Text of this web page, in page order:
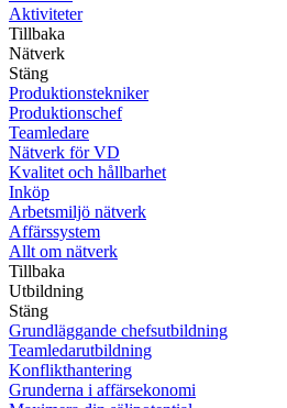
Aktiviteter
Tillbaka
Nätverk
Stäng
Produktionstekniker
Produktionschef
Teamledare
Nätverk för VD
Kvalitet och hållbarhet
Inköp
Arbetsmiljö nätverk
Affärssystem
Allt om nätverk
Tillbaka
Utbildning
Stäng
Grundläggande chefsutbildning
Teamledarutbildning
Konflikthantering
Grunderna i affärsekonomi